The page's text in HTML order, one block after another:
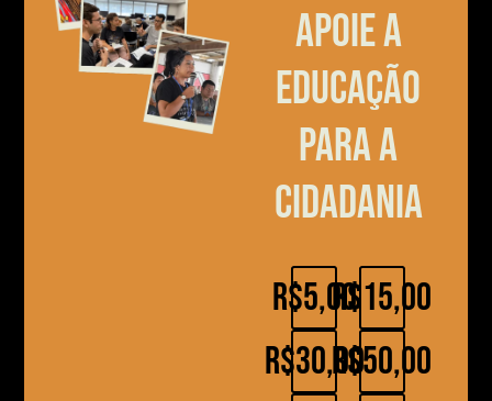
Apoie a
educação
para a
cidadania
R$5,00
R$30,00
R$15,00
R$50,00